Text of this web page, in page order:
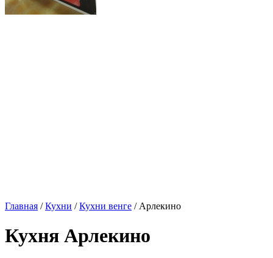
Главная /Кухни /Кухни венге / Арлекино
Кухня Арлекино